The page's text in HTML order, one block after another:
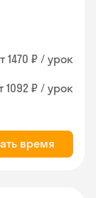
1470 ₽ / урок
1092 ₽ / урок
время